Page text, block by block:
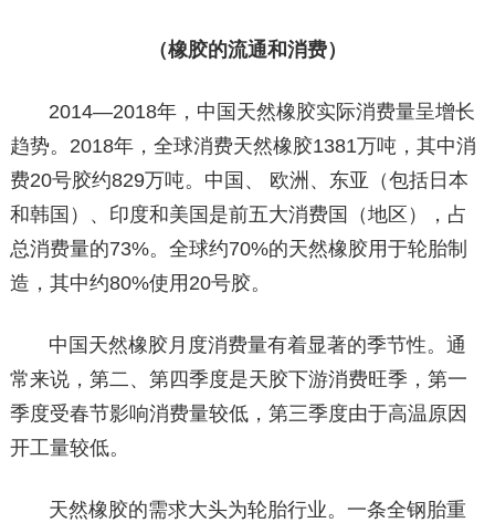
（橡胶的流通和消费）
2014—2018年，中国天然橡胶实际消费量呈增长
趋势。2018年，全球消费天然橡胶1381万吨，其中消
费20号胶约829万吨。中国、 欧洲、东亚（包括日本
和韩国）、印度和美国是前五大消费国（地区），占
总消费量的73%。全球约70%的天然橡胶用于轮胎制
造，其中约80%使用20号胶。
中国天然橡胶月度消费量有着显著的季节性。通
常来说，第二、第四季度是天胶下游消费旺季，第一
季度受春节影响消费量较低，第三季度由于高温原因
开工量较低。
天然橡胶的需求大头为轮胎行业。一条全钢胎重